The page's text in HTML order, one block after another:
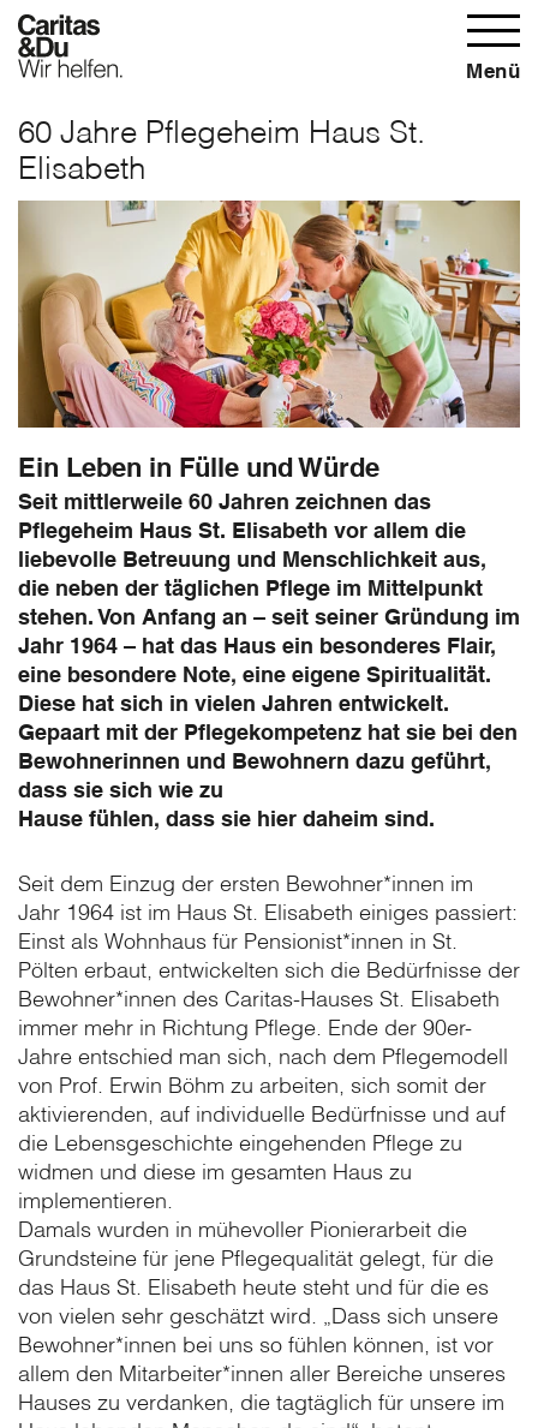
Menü
60 Jahre Pflegeheim Haus St.
Elisabeth
Ein Leben in Fülle und Würde
Seit mittlerweile 60 Jahren zeichnen das
Pflegeheim Haus St. Elisabeth vor allem die
liebevolle Betreuung und Menschlichkeit aus,
die neben der täglichen Pflege im Mittelpunkt
stehen. Von Anfang an – seit seiner Gründung im
Jahr 1964 – hat das Haus ein besonderes Flair,
eine besondere Note, eine eigene Spiritualität.
Diese hat sich in vielen Jahren entwickelt.
Gepaart mit der Pflegekompetenz hat sie bei den
Bewohnerinnen und Bewohnern dazu geführt,
dass sie sich wie zu
Hause fühlen, dass sie hier daheim sind.
Seit dem Einzug der ersten Bewohner*innen im
Jahr 1964 ist im Haus St. Elisabeth einiges passiert:
Einst als Wohnhaus für Pensionist*innen in St.
Pölten erbaut, entwickelten sich die Bedürfnisse der
Bewohner*innen des Caritas-Hauses St. Elisabeth
immer mehr in Richtung Pflege. Ende der 90er-
Jahre entschied man sich, nach dem Pflegemodell
von Prof. Erwin Böhm zu arbeiten, sich somit der
aktivierenden, auf individuelle Bedürfnisse und auf
die Lebensgeschichte eingehenden Pflege zu
widmen und diese im gesamten Haus zu
implementieren.
Damals wurden in mühevoller Pionierarbeit die
Grundsteine für jene Pflegequalität gelegt, für die
das Haus St. Elisabeth heute steht und für die es
von vielen sehr geschätzt wird. „Dass sich unsere
Bewohner*innen bei uns so fühlen können, ist vor
allem den Mitarbeiter*innen aller Bereiche unseres
Hauses zu verdanken, die tagtäglich für unsere im